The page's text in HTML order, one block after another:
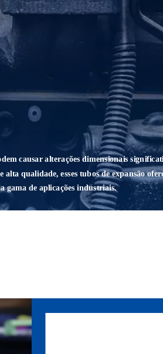
causar alterações dimensionais
qualidade, esses tubos de expansão
gama de aplicações industriais.